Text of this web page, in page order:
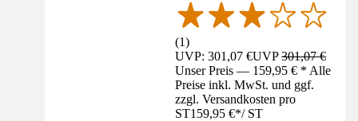
(1)
UVP: 301,07 €UVP301,07 €
Unser Preis — 159,95 € * Alle
Preise inkl. MwSt. und ggf.
zzgl. Versandkosten pro
ST159,95 €*/ ST